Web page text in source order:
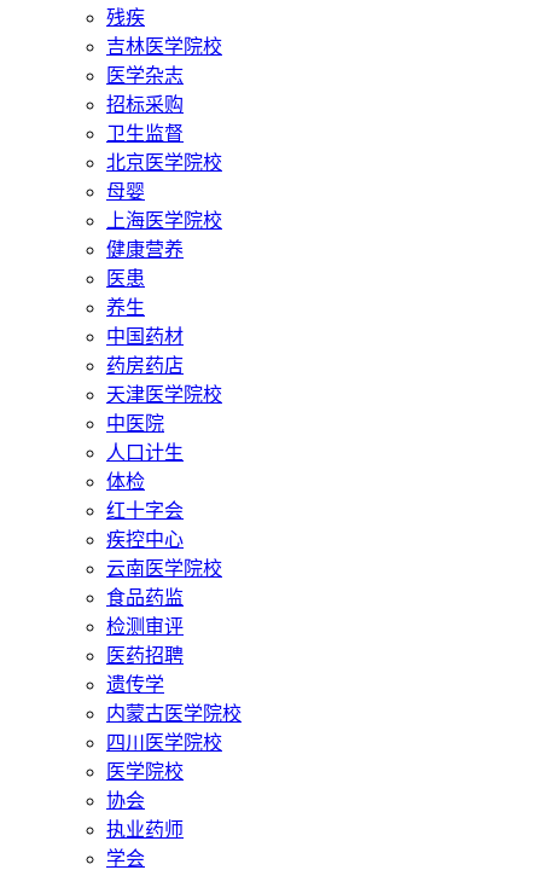
残疾
吉林医学院校
医学杂志
招标采购
卫生监督
北京医学院校
母婴
上海医学院校
健康营养
医患
养生
中国药材
药房药店
天津医学院校
中医院
人口计生
体检
红十字会
疾控中心
云南医学院校
食品药监
检测审评
医药招聘
遗传学
内蒙古医学院校
四川医学院校
医学院校
协会
执业药师
学会